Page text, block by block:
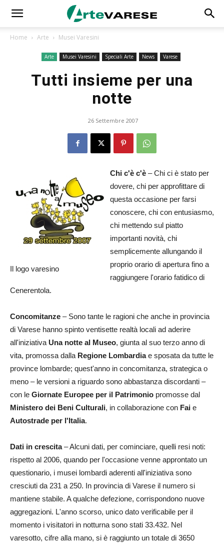
Home Arte Musei Varesini
Arte Musei Varesini Speciali Arte News Varese
Tutti insieme per una
notte
26 Settembre 2007
Il logo varesino
Chi c'è c'è – Chi ci è stato per
dovere, chi per approfittare di
questa occasione per farsi
conoscere, chi con entusiasmo,
chi mettendo sul piatto
importanti novità, chi
semplicemente allungando il
proprio orario di apertura fino a
raggiungere l'orario fatidico di
Cenerentola.
Concomitanze – Sono tante le ragioni che anche in provincia
di Varese hanno spinto ventisette realtà locali ad aderire
all'iniziativa Una notte al Museo, giunta al suo terzo anno di
vita, promossa dalla Regione Lombardiae sposata da tutte le
province lombarde; quest'anno in concomitanza, strategica o
meno – le versioni a riguardo sono abbastanza discordanti –
con le Giornate Europee per il Patrimonio promosse dal
Ministero dei Beni Culturali, in collaborazione con Fai e
Autostrade per l'Italia.
Dati in crescita– Alcuni dati, per cominciare, quelli resi noti:
rispetto al 2006, quando per l'occasione venne approntato un
questionario, i musei lombardi aderenti all'iniziativa sono
cresciuti da 231 a 250. In provincia di Varese il numero si
mantiene stabile. A qualche defezione, corrispondono nuove
aggregazioni. L'anno scorso, unico dato verificabile per il
momento i visitatori in notturna sono stati 33.432. Nel
varesotto, cifre alla mano, si è raggiunto un totale di 3650